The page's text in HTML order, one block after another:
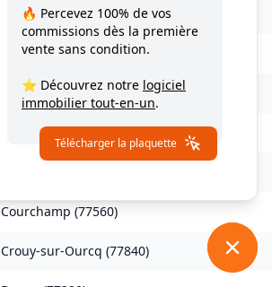
Chessy(77700)
Combs-la-Ville (77380)
Compans(77290)
Condé-Sainte-Libiaire
Courchamp (77560)
Crouy-sur-Ourcq (77840)
🔥 Percevez 100% de vos
commissions dès la première
vente sans condition.
⭐ Découvrez notre logiciel
immobilier tout-en-un.
Télécharger la plaquette